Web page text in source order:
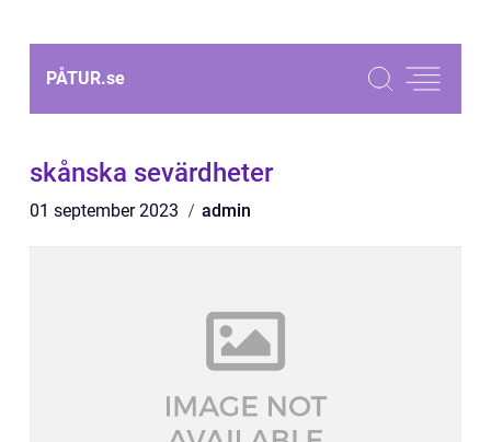
PÅTUR.se
skånska sevärdheter
01 september 2023 admin